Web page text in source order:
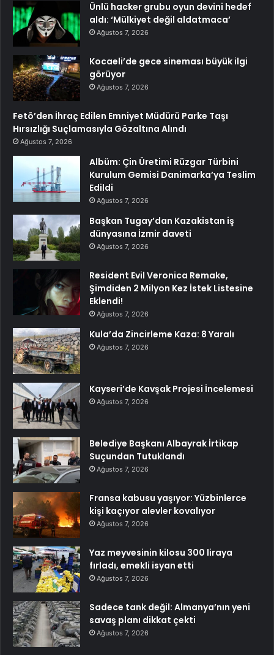
Ünlü hacker grubu oyun devini hedef
aldı: ‘Mülkiyet değil aldatmaca’
Ağustos 7, 2026
Kocaeli’de gece sineması büyük ilgi
görüyor
Ağustos 7, 2026
Fetö’den İhraç Edilen Emniyet Müdürü Parke Taşı
Hırsızlığı Suçlamasıyla Gözaltına Alındı
Ağustos 7, 2026
Albüm: Çin Üretimi Rüzgar Türbini
Kurulum Gemisi Danimarka’ya Teslim
Edildi
Ağustos 7, 2026
Başkan Tugay’dan Kazakistan iş
dünyasına İzmir daveti
Ağustos 7, 2026
Resident Evil Veronica Remake,
Şimdiden 2 Milyon Kez İstek Listesine
Eklendi!
Ağustos 7, 2026
Kula’da Zincirleme Kaza: 8 Yaralı
Ağustos 7, 2026
Kayseri’de Kavşak Projesi İncelemesi
Ağustos 7, 2026
Belediye Başkanı Albayrak İrtikap
Suçundan Tutuklandı
Ağustos 7, 2026
Fransa kabusu yaşıyor: Yüzbinlerce
kişi kaçıyor alevler kovalıyor
Ağustos 7, 2026
Yaz meyvesinin kilosu 300 liraya
fırladı, emekli isyan etti
Ağustos 7, 2026
Sadece tank değil: Almanya’nın yeni
savaş planı dikkat çekti
Ağustos 7, 2026